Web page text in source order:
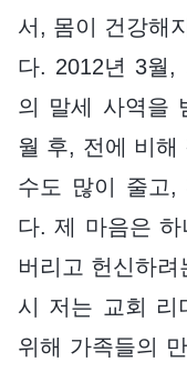
서, 몸이 건강해
다. 2012년 3월,
의 말세 사역을
월 후, 전에 비해
수도 많이 줄고,
다. 제 마음은
버리고 헌신하
시 저는 교회 리
위해 가족들의